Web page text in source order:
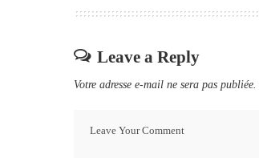
Leave a Reply
Votre adresse e-mail ne sera pas publiée.